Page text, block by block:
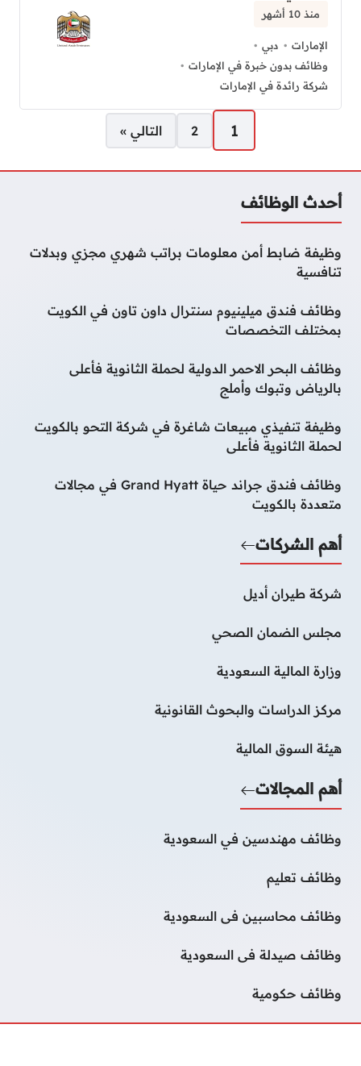
منذ 10 أشهر
الإمارات
دبي
وظائف بدون خبرة في الإمارات
شركة رائدة في الإمارات
1
2 التالي »
أحدث الوظائف
وظيفة ضابط أمن معلومات براتب شهري مجزي وبدلات
تنافسية
وظائف فندق ميلينيوم سنترال داون تاون في الكويت
بمختلف التخصصات
وظائف البحر الاحمر الدولية لحملة الثانوية فأعلى
بالرياض وتبوك وأملج
وظيفة تنفيذي مبيعات شاغرة في شركة التحو بالكويت
لحملة الثانوية فأعلى
وظائف فندق جراند حياة Grand Hyatt في مجالات
متعددة بالكويت
أهم الشركات
شركة طيران أديل
مجلس الضمان الصحي
وزارة المالية السعودية
مركز الدراسات والبحوث القانونية
هيئة السوق المالية
أهم المجالات
وظائف مهندسين في السعودية
وظائف تعليم
وظائف محاسبين فى السعودية
وظائف صيدلة فى السعودية
وظائف حكومية